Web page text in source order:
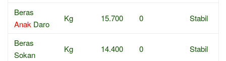
Beras
Anak Daro
Kg 15.700 0 Stabil
Beras
Sokan
Kg 14.400 0 Stabil